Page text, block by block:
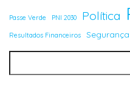
Passe Verde PNI 2030 Política
Resultados Financeiros Segurança